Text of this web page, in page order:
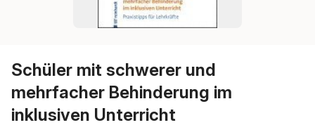
Schüler mit schwerer und
mehrfacher Behinderung im
inklusiven Unterricht